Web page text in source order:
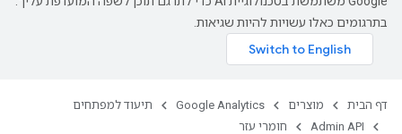
בתרגומים כאלו עשויות להיות שגיאות.
דף הבית מוצרים Google Analytics
תיעוד למפתחים
Admin API
חומרי עזר